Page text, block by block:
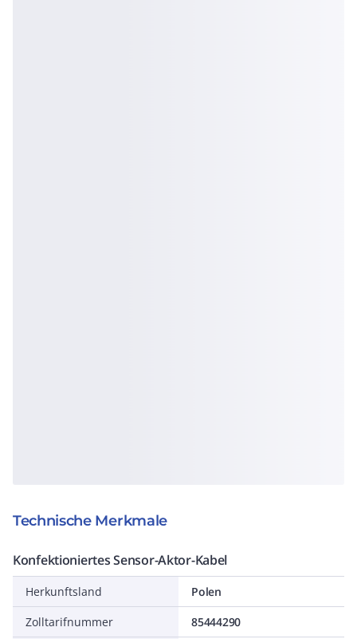
Technische Merkmale
Konfektioniertes Sensor-Aktor-Kabel
Herkunftsland
Polen
Zolltarifnummer
85444290